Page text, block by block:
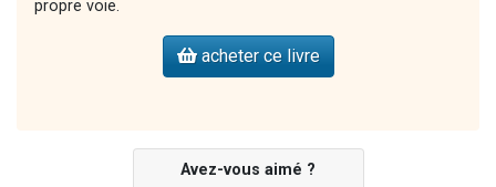
propre voie.
acheter ce livre
Avez-vous aimé ?